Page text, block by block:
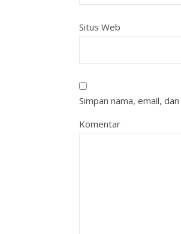
Situs Web
Simpan nama, email,
Komentar